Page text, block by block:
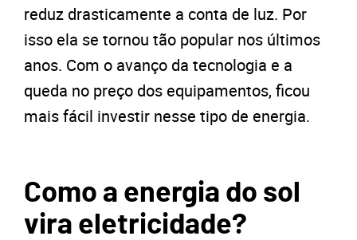
reduz drasticamente a conta de luz. Por
isso ela se tornou tão popular nos últimos
anos. Com o avanço da tecnologia e a
queda no preço dos equipamentos, ficou
mais fácil investir nesse tipo de energia.
Como a energia do sol
vira eletricidade?